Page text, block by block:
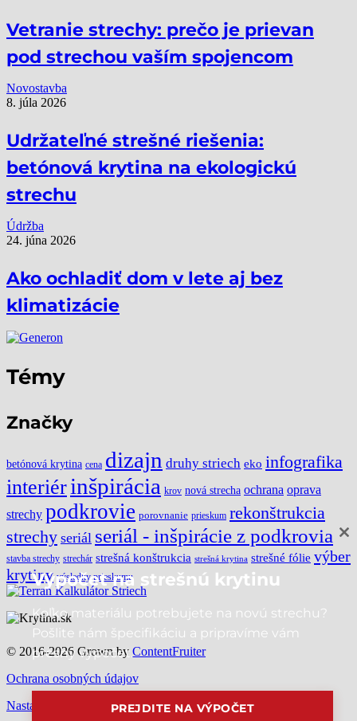
Vetranie strechy: prečo je prievan
pod strechou vaším spojencom
Novostavba
8. júla 2026
Udržateľné strešné riešenia:
betónová krytina na ekologickú
strechu
Údržba
24. júna 2026
Ako ochladiť dom v lete aj bez
klimatizácie
Témy
Značky
betónová krytina cena dizajn druhy striech eko infografika
interiérinšpirácia krov nová strecha ochrana oprava
strechy podkrovie porovnanie prieskum rekonštrukcia
strechy seriál seriál - inšpirácie z podkrovia
stavba strechy strechár strešná konštrukcia strešná krytina strešné fólie výber
krytiny výsledky prieskumu
© 2016-2026 Grown by ContentFruiter
Ochrana osobných údajov
Nastavenia súkromia
Výpočet na strešnú krytinu
Koľko materiálu potrebujete na novú strechu?
Pošlite nám špecifikáciu a pripravíme vám
presný výpočet.
PREJDITE NA VÝPOČET